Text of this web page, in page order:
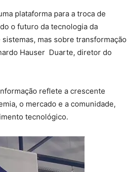
plataforma para a troca de
o futuro da tecnologia da
mas sobre transformação
Hauser Duarte, diretor do
reflete a crescente
o mercado e a comunidade,
tecnológico.